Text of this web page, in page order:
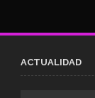
ACTUALIDAD